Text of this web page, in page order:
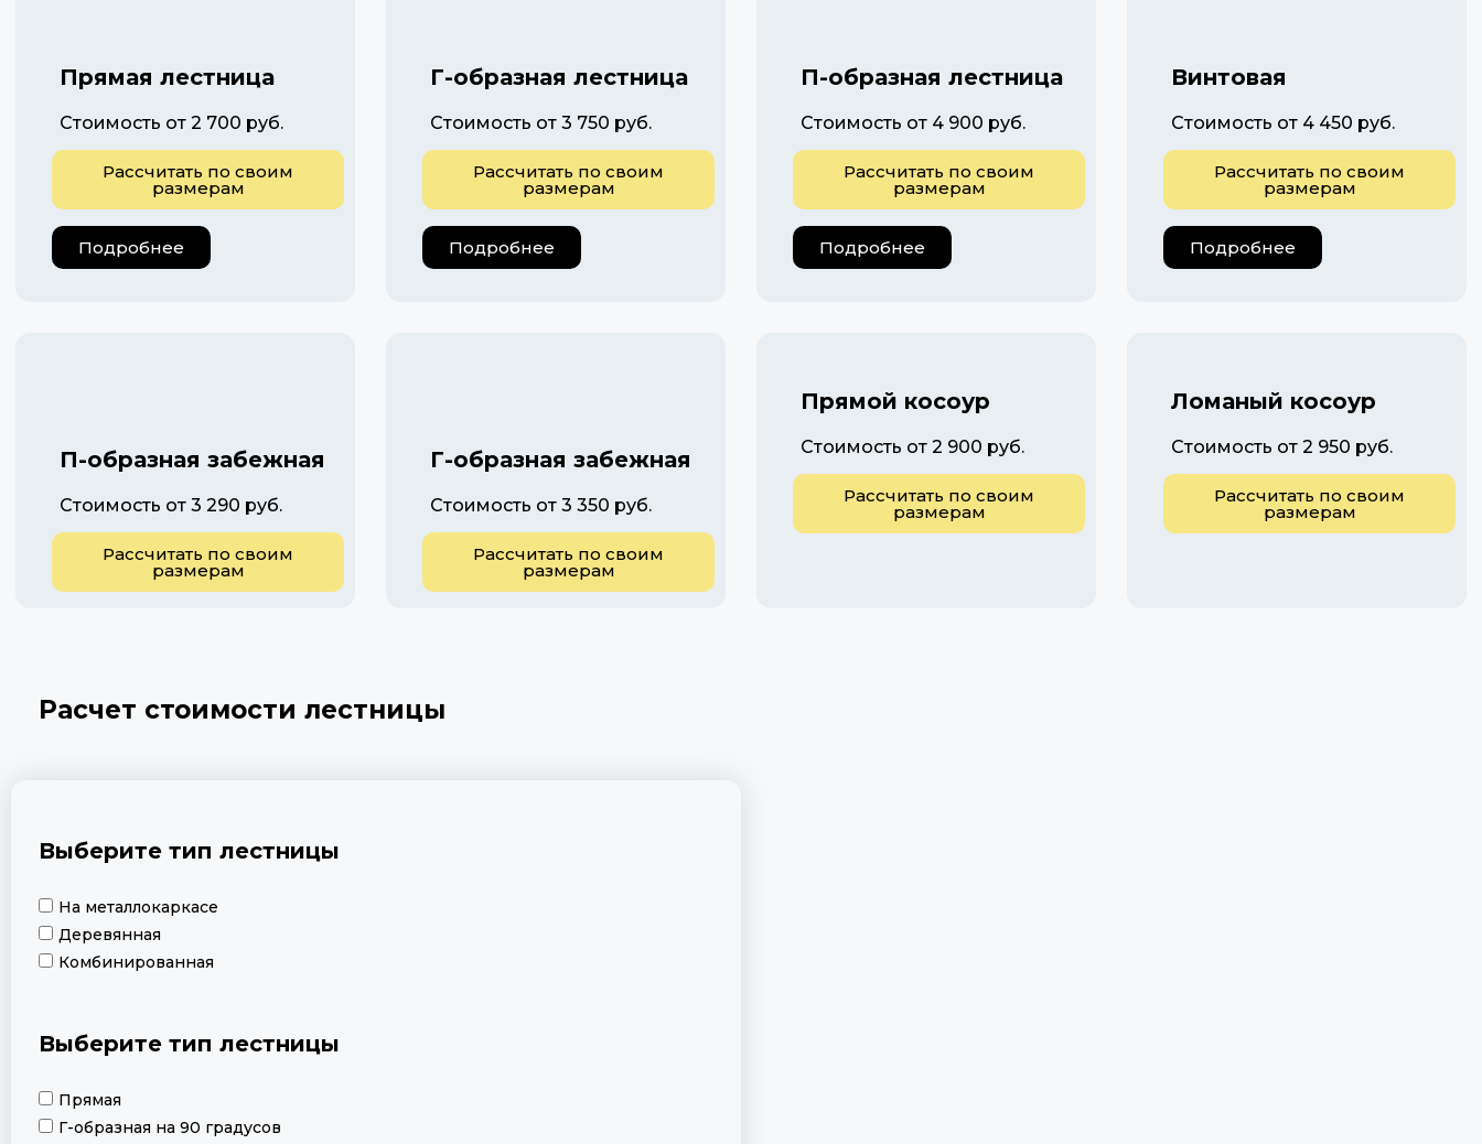
Прямая лестница
Стоимость от 2 700 руб.
Рассчитать по своим
размерам
Подробнее
Г-образная лестница
Стоимость от 3 750 руб.
Рассчитать по своим
размерам
Подробнее
П-образная лестница
Стоимость от 4 900 руб.
Рассчитать по своим
размерам
Подробнее
Винтовая
Стоимость от 4 450 руб.
Рассчитать по своим
размерам
Подробнее
П-образная забежная
Стоимость от 3 290 руб.
Рассчитать по своим
размерам
Г-образная забежная
Стоимость от 3 350 руб.
Рассчитать по своим
размерам
Прямой косоур
Стоимость от 2 900 руб.
Рассчитать по своим
размерам
Ломаный косоур
Стоимость от 2 950 руб.
Рассчитать по своим
размерам
Расчет стоимости лестницы
Выберите тип лестницы
На металлокаркасе
Деревянная
Комбинированная
Выберите тип лестницы
Прямая
Г-образная на 90 градусов